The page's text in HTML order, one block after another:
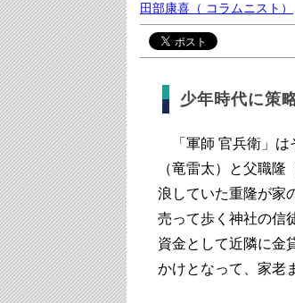
田部康喜 （ コラムニスト）
少年時代に策
「軍師 官兵衛」は
（竜雷太）と父職
浪していた重隆が家
売って歩く神社の信
資金として近隣に金
かけとなって、家老